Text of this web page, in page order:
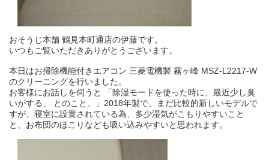
おそうじ本舗 鶴見本町通店の伊藤です。
いつもご覧いただきありがとうございます。
本日はお掃除機能付きエアコン 三菱電機製 霧ヶ峰 MSZ-L2217-W
のクリーニングを行いました。
お客様にお話しを伺うと 「除湿モードを使った時に、最近少し臭
いがする」 とのこと。」2018年製で、まだ比較的新しいモデルで
すが、寝室に設置されている為、多少湿気がこもりやすいこと
と、お布団のほこりなども吸い込みやすいと思われます。